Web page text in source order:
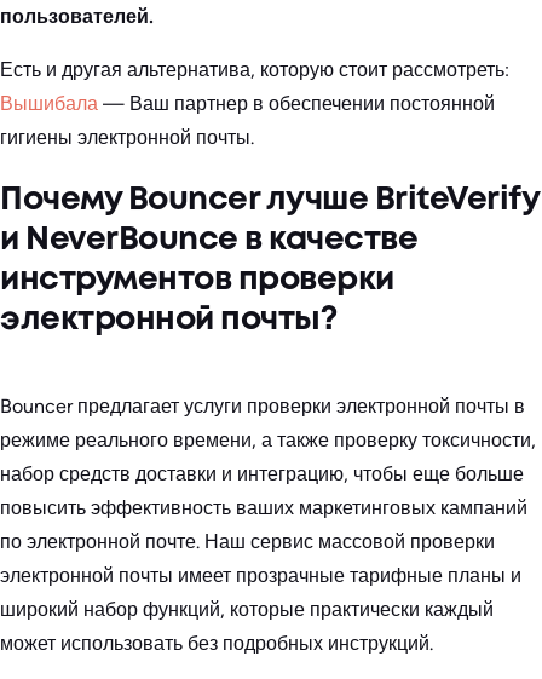
пользователей.
Есть и другая альтернатива, которую стоит рассмотреть:
Вышибала — Ваш партнер в обеспечении постоянной
гигиены электронной почты.
Почему Bouncer лучше BriteVerify
и NeverBounce в качестве
инструментов проверки
электронной почты?
Bouncer предлагает услуги проверки электронной почты в
режиме реального времени, а также проверку токсичности,
набор средств доставки и интеграцию, чтобы еще больше
повысить эффективность ваших маркетинговых кампаний
по электронной почте. Наш сервис массовой проверки
электронной почты имеет прозрачные тарифные планы и
широкий набор функций, которые практически каждый
может использовать без подробных инструкций.